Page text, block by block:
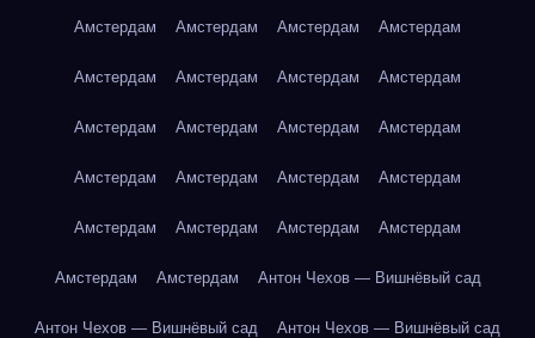
Амстердам Амстердам Амстердам Амстердам
Амстердам Амстердам Амстердам Амстердам
Амстердам Амстердам Амстердам Амстердам
Амстердам Амстердам Амстердам Амстердам
Амстердам Амстердам Амстердам Амстердам
Амстердам Амстердам Антон Чехов — Вишнёвый сад
Антон Чехов — Вишнёвый сад Антон Чехов — Вишнёвый сад